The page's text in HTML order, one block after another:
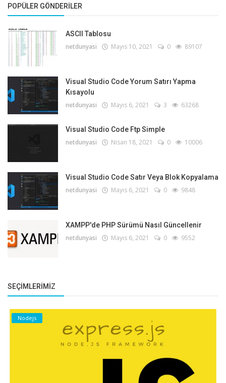
POPÜLER GÖNDERILER
ASCII Tablosu
netdunyasi Mayıs 10, 2021 0 89107
Visual Studio Code Yorum Satırı Yapma
Kısayolu
netdunyasi Mayıs 6, 2021 3 63268
Visual Studio Code Ftp Simple
netdunyasi Nisan 18, 2021 0 10006
Visual Studio Code Satır Veya Blok Kopyalama
netdunyasi Mayıs 6, 2021 0 9848
XAMPP'de PHP Sürümü Nasıl Güncellenir
netdunyasi Mayıs 6, 2021 0 9552
SEÇIMLERIMIZ
Nodejs